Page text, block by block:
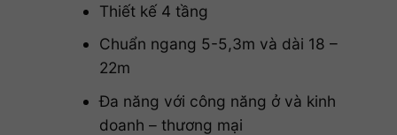
Thiết kế 4 tầng
Chuẩn ngang 5-5,3m và dài 18 –
22m
Đa năng với công năng ở và kinh
doanh – thương mại